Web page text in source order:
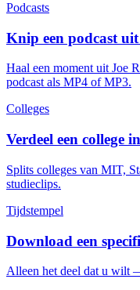
Podcasts
Knip een podcast
Haal een moment uit Joe
podcast als MP4 of MP3.
Colleges
Verdeel een college
Splits colleges van MIT,
studieclips.
Tijdstempel
Download een
Alleen het deel dat u wilt